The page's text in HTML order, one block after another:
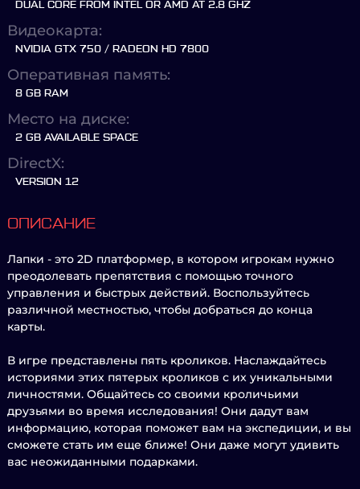
DUAL CORE FROM INTEL OR AMD AT 2.8 GHZ
Видеокарта:
NVIDIA GTX 750 / RADEON HD 7800
Оперативная память:
8 GB RAM
Место на диске:
2 GB AVAILABLE SPACE
DirectX:
VERSION 12
ОПИСАНИЕ
Лапки - это 2D платформер, в котором игрокам нужно
преодолевать препятствия с помощью точного
управления и быстрых действий. Воспользуйтесь
различной местностью, чтобы добраться до конца
карты.
В игре представлены пять кроликов. Наслаждайтесь
историями этих пятерых кроликов с их уникальными
личностями. Общайтесь со своими кроличьими
друзьями во время исследования! Они дадут вам
информацию, которая поможет вам на экспедиции, и вы
сможете стать им еще ближе! Они даже могут удивить
вас неожиданными подарками.